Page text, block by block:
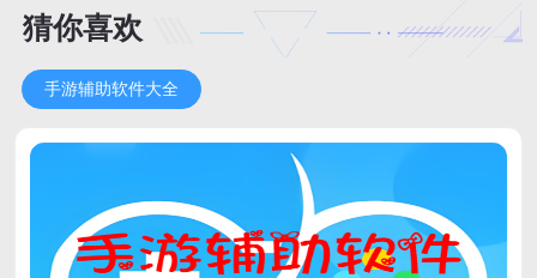
猜你喜欢
手游辅助软件大全